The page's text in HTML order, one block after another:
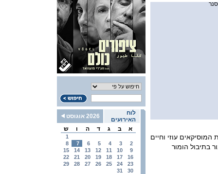
לוח
האירועים
2026 אוגוסט
א
ב ג ד ה ו ש
1
2
3
4
5
6
7
8
9
10
11
12
13
14
15
16
17
18
19
20
21
22
23
24
25
26
27
28
29
30
31
עוזי וחיים
בתיבול הומור